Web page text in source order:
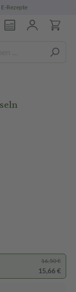
Rezepte
16,50 €
15,66 €